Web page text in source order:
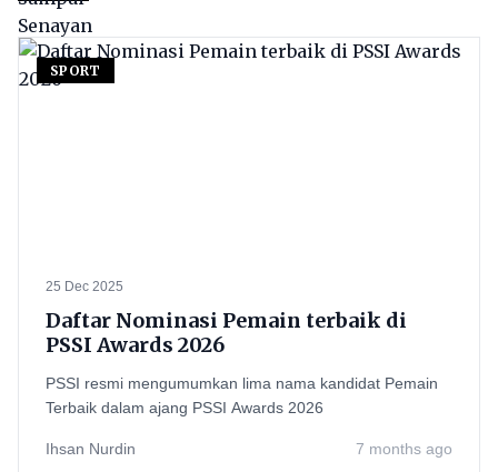
SPORT
25 Dec 2025
Daftar Nominasi Pemain terbaik di
PSSI Awards 2026
PSSI resmi mengumumkan lima nama kandidat Pemain
Terbaik dalam ajang PSSI Awards 2026
Ihsan Nurdin 7 months ago